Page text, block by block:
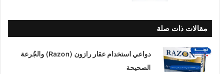
مقالات ذات صلة
دواعي استخدام عقار رازون (Razon) والجُرعة
الصحيحة